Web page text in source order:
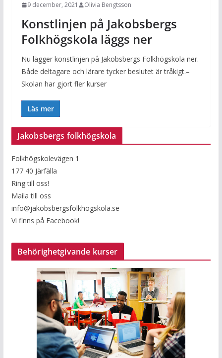
9 december, 2021 Olivia Bengtsson
Konstlinjen på Jakobsbergs
Folkhögskola läggs ner
Nu lägger konstlinjen på Jakobsbergs Folkhögskola ner.
Både deltagare och lärare tycker beslutet är tråkigt.–
Skolan har gjort fler kurser
Läs mer
Jakobsbergs folkhögskola
Folkhögskolevägen 1
177 40 Järfälla
Ring till oss!
Maila till oss
info@jakobsbergsfolkhogskola.se
Vi finns på Facebook!
Behörighetgivande kurser